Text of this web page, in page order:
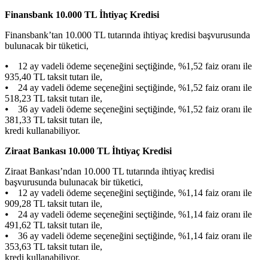
Finansbank 10.000 TL İhtiyaç Kredisi
Finansbank’tan 10.000 TL tutarında ihtiyaç kredisi başvurusunda
bulunacak bir tüketici,
⦁ 12 ay vadeli ödeme seçeneğini seçtiğinde, %1,52 faiz oranı ile
935,40 TL taksit tutarı ile,
⦁ 24 ay vadeli ödeme seçeneğini seçtiğinde, %1,52 faiz oranı ile
518,23 TL taksit tutarı ile,
⦁ 36 ay vadeli ödeme seçeneğini seçtiğinde, %1,52 faiz oranı ile
381,33 TL taksit tutarı ile,
kredi kullanabiliyor.
Ziraat Bankası 10.000 TL İhtiyaç Kredisi
Ziraat Bankası’ndan 10.000 TL tutarında ihtiyaç kredisi
başvurusunda bulunacak bir tüketici,
⦁ 12 ay vadeli ödeme seçeneğini seçtiğinde, %1,14 faiz oranı ile
909,28 TL taksit tutarı ile,
⦁ 24 ay vadeli ödeme seçeneğini seçtiğinde, %1,14 faiz oranı ile
491,62 TL taksit tutarı ile,
⦁ 36 ay vadeli ödeme seçeneğini seçtiğinde, %1,14 faiz oranı ile
353,63 TL taksit tutarı ile,
kredi kullanabiliyor.